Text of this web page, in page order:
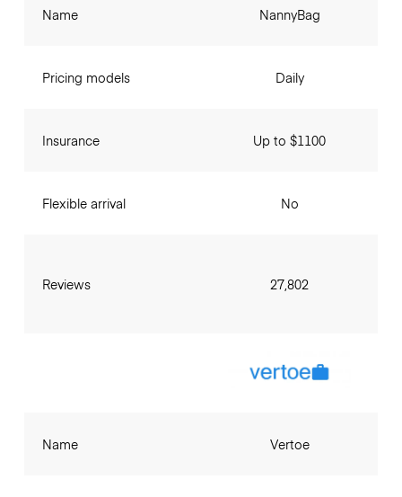
Name
Pricing models
Insurance
Flexible arrival
Reviews
NannyBag
Daily
Up to $1100
No
27,802
Name Vertoe